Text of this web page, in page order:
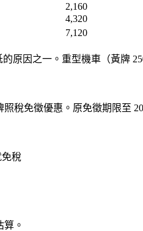
2,160
4,320
7,120
原因之一。重型機車（黃牌
稅免徵優惠。原免徵期限至
稅
。